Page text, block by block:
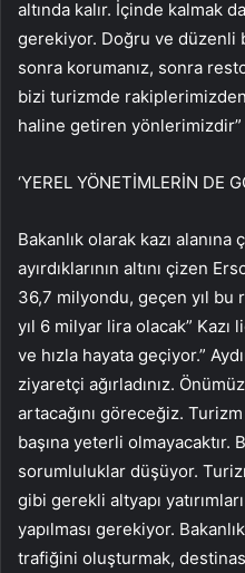
altında kalır. İçinde kalmak
gerekiyor. Doğru ve düzenli
sonra korumanız, sonra
bizi turizmde rakiplerimizden
haline getiren yönlerimizdir”
‘YEREL YÖNETİMLERİN DE
Bakanlık olarak kazı
ayırdıklarının altını çizen
36,7 milyondu, geçen yıl bu
yıl 6 milyar lira olacak”
ve hızla hayata geçiyor.”
ziyaretçi ağırladınız.
artacağını göreceğiz. Turizm
başına yeterli
sorumluluklar düşüyor.
gibi gerekli altyapı
yapılması gerekiyor.
trafiğini oluşturmak,